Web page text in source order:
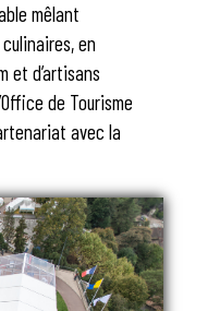
mêlant
en
et d’artisans
de Tourisme
avec la